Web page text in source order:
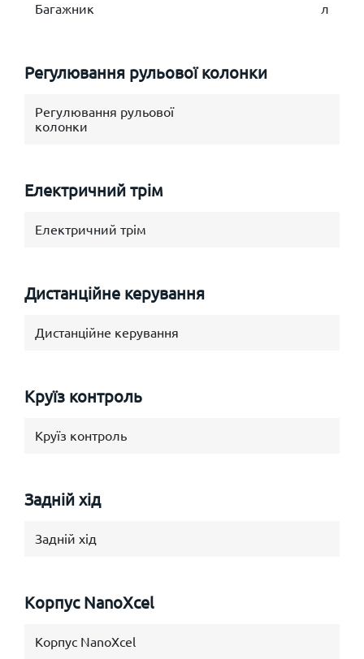
Багажник л
Регулювання рульової колонки
Регулювання рульової
колонки
Електричний трім
Електричний трім
Дистанційне керування
Дистанційне керування
Круїз контроль
Круїз контроль
Задній хід
Задній хід
Корпус NanoXcel
Корпус NanoXcel